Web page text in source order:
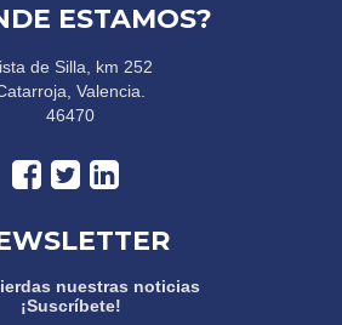
ESTAMOS?
de Silla, km 252
Valencia.
46470
nuestras noticias
¡Suscríbete!